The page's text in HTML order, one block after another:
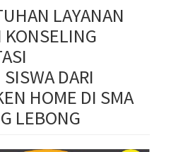
LAYANAN
DARI
HOME DI SMA
LEBONG